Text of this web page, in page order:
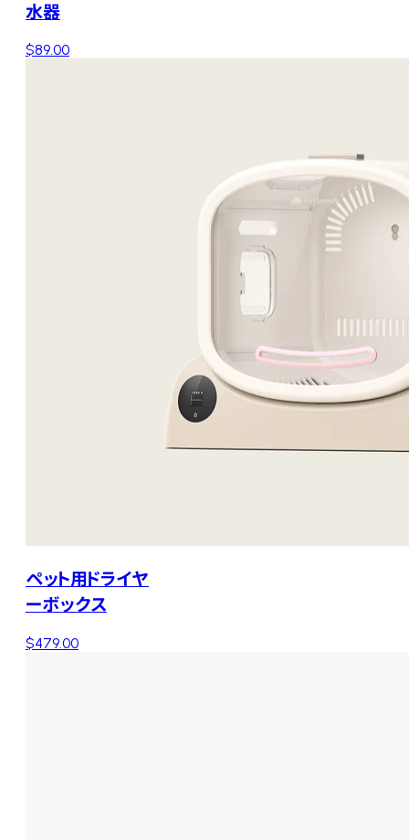
水器
$89.00
ペット用ドライヤ
ーボックス
$479.00